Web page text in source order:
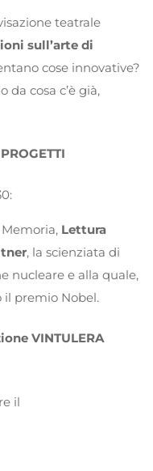
teatrale
sull’arte di
cose innovative?
da cosa c’è già,
Lettura
, la scienziata di
nucleare e alla quale,
premio Nobel.
VINTULERA
il